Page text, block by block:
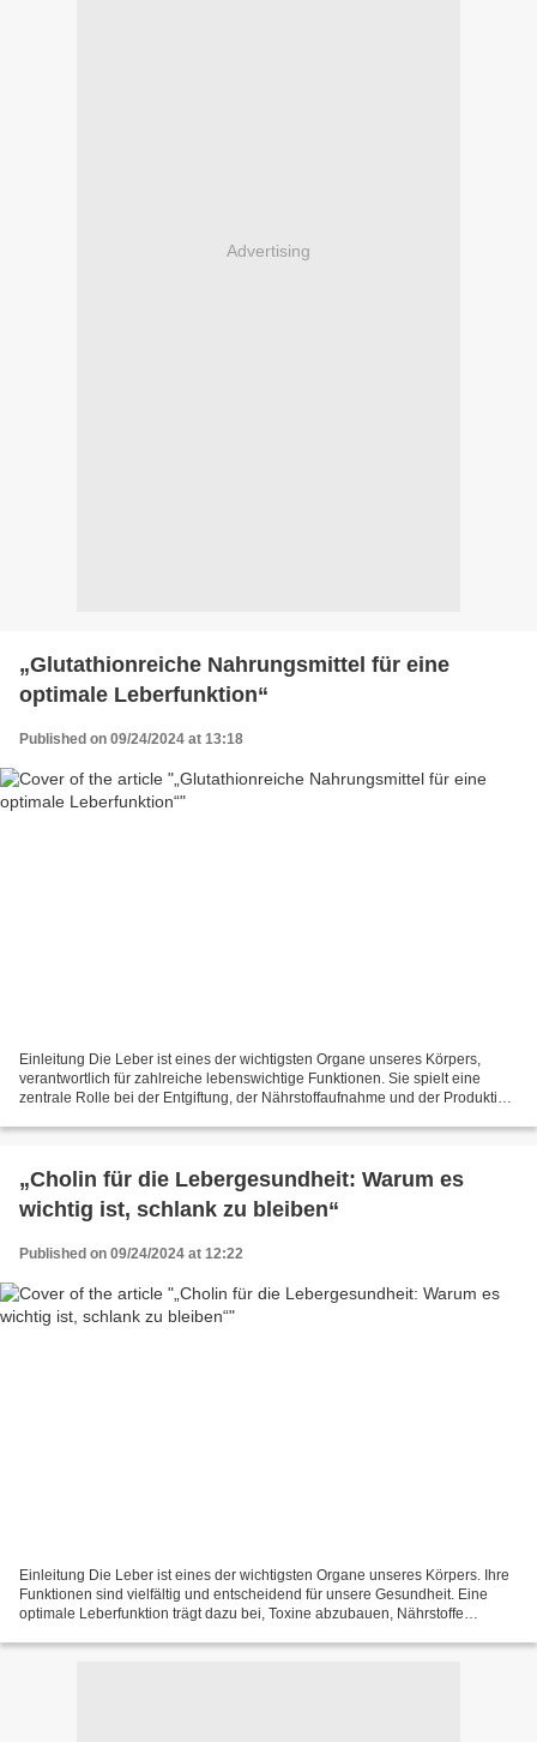
Advertising
„Glutathionreiche Nahrungsmittel für eine
optimale Leberfunktion“
Published on 09/24/2024 at 13:18
Einleitung Die Leber ist eines der wichtigsten Organe unseres Körpers,
verantwortlich für zahlreiche lebenswichtige Funktionen. Sie spielt eine
zentrale Rolle bei der Entgiftung, der Nährstoffaufnahme und der Produktion
„Cholin für die Lebergesundheit: Warum es
wichtig ist, schlank zu bleiben“
Published on 09/24/2024 at 12:22
Einleitung Die Leber ist eines der wichtigsten Organe unseres Körpers. Ihre
Funktionen sind vielfältig und entscheidend für unsere Gesundheit. Eine
optimale Leberfunktion trägt dazu bei, Toxine abzubauen, Nährstoffe